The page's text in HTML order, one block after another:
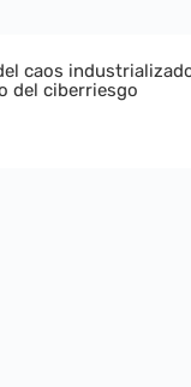
caos
del ciberriesgo